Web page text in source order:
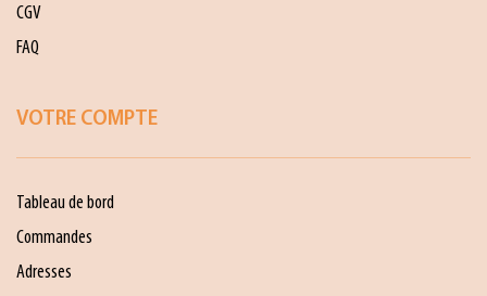
CGV
FAQ
VOTRE COMPTE
Tableau de bord
Commandes
Adresses